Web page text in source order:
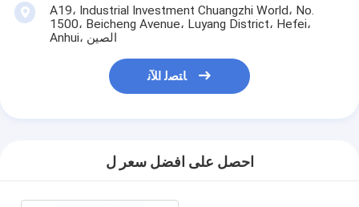
A19، Industrial Investment Chuangzhi World، No.
1500، Beicheng Avenue، Luyang District، Hefei،
Anhui، الصين
ﺎﺘﺼﻟ ﺍﻶﻧ
احصل على افضل سعر ل